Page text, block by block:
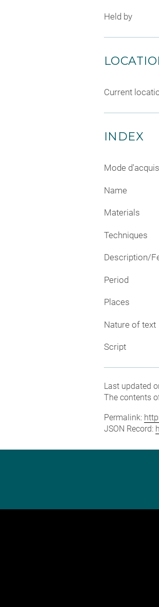
Held by
Current
INDEX
Mode
Name
Materials
Techniques
Description/
Period
Places
Nature of text
Script
Last updated
The contents
Permalink:
JSON Record: